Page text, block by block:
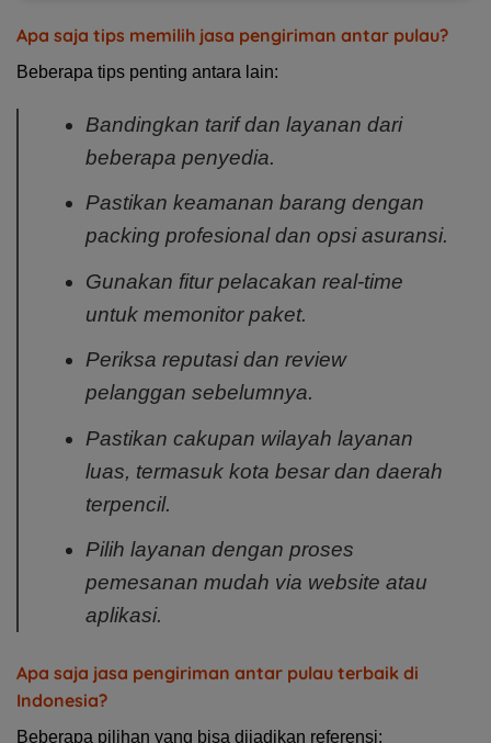
Apa saja tips memilih jasa pengiriman antar pulau?
Beberapa tips penting antara lain:
Bandingkan tarif dan layanan dari
beberapa penyedia.
Pastikan keamanan barang dengan
packing profesional dan opsi asuransi.
Gunakan fitur pelacakan real-time
untuk memonitor paket.
Periksa reputasi dan review
pelanggan sebelumnya.
Pastikan cakupan wilayah layanan
luas, termasuk kota besar dan daerah
terpencil.
Pilih layanan dengan proses
pemesanan mudah via website atau
aplikasi.
Apa saja jasa pengiriman antar pulau terbaik di
Indonesia?
Beberapa pilihan yang bisa dijadikan referensi: